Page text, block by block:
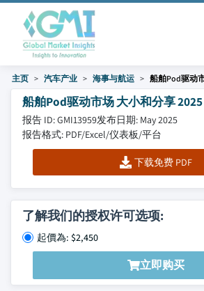
主页 汽车产业 海事与航运 船舶Pod驱动
船舶Pod驱动市场 大小和分享 2025
报告 ID: GMI13959发布日期: May 2025
报告格式: PDF/Excel/仪表板/平台
下载免费 PDF
了解我们的授权许可选项:
起價為: $2,450
立即购买